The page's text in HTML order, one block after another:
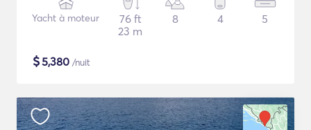
Yacht à moteur
76 ft
23 m
8 4 5
$5,380 /nuit